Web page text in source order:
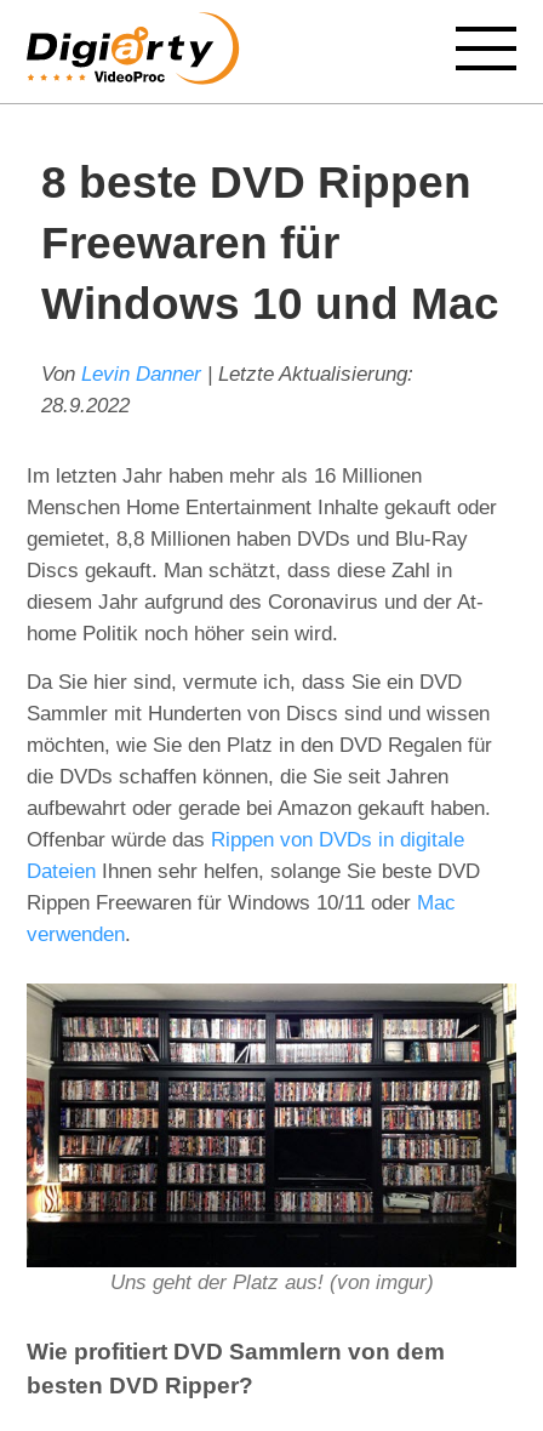
8 beste DVD Rippen
Freewaren für
Windows 10 und Mac
Von Levin Danner| Letzte Aktualisierung:
28.9.2022
Im letzten Jahr haben mehr als 16 Millionen
Menschen Home Entertainment Inhalte gekauft oder
gemietet, 8,8 Millionen haben DVDs und Blu-Ray
Discs gekauft. Man schätzt, dass diese Zahl in
diesem Jahr aufgrund des Coronavirus und der At-
home Politik noch höher sein wird.
Da Sie hier sind, vermute ich, dass Sie ein DVD
Sammler mit Hunderten von Discs sind und wissen
möchten, wie Sie den Platz in den DVD Regalen für
die DVDs schaffen können, die Sie seit Jahren
aufbewahrt oder gerade bei Amazon gekauft haben.
Offenbar würde das Rippen von DVDs in digitale
Dateien Ihnen sehr helfen, solange Sie beste DVD
Rippen Freewaren für Windows 10/11 oder Mac
verwenden.
Uns geht der Platz aus! (von imgur)
Wie profitiert DVD Sammlern von dem
besten DVD Ripper?